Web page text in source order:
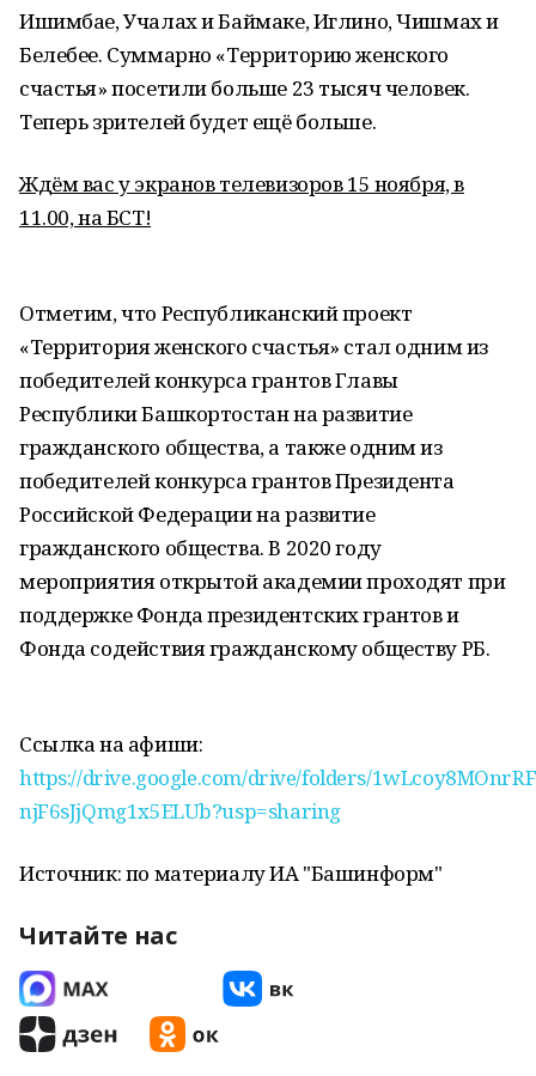
Ишимбае, Учалах и Баймаке, Иглино, Чишмах и
Белебее. Суммарно «Территорию женского
счастья» посетили больше 23 тысяч человек.
Теперь зрителей будет ещё больше.
Ждём вас у экранов телевизоров 15 ноября, в
11.00, на БСТ!
Отметим, что Республиканский проект
«Территория женского счастья» стал одним из
победителей конкурса грантов Главы
Республики Башкортостан на развитие
гражданского общества, а также одним из
победителей конкурса грантов Президента
Российской Федерации на развитие
гражданского общества. В 2020 году
мероприятия открытой академии проходят при
поддержке Фонда президентских грантов и
Фонда содействия гражданскому обществу РБ.
Ссылка на афиши:
https://drive.google.com/drive/folders/
njF6sJjQmg1x5ELUb?usp=sharing
Источник: по материалу ИА "Башинформ"
Читайте нас